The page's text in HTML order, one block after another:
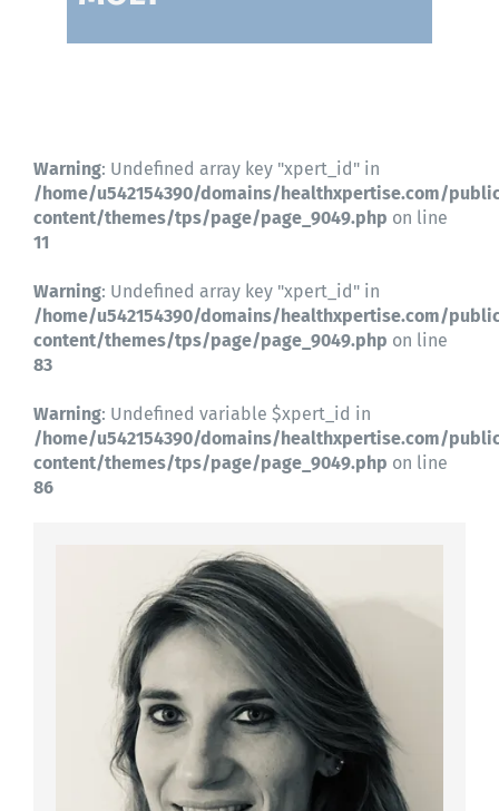
Warning: Undefined array key "xpert_id" in
/home/u542154390/domains/healthxpertise.com/
content/themes/tps/page/page_9049.php on line
11
Warning: Undefined array key "xpert_id" in
/home/u542154390/domains/healthxpertise.com/
content/themes/tps/page/page_9049.php on line
83
Warning: Undefined variable $xpert_id in
/home/u542154390/domains/healthxpertise.com/
content/themes/tps/page/page_9049.php on line
86